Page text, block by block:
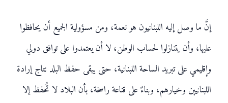
إنَّ ما وصل إليه اللبنانيون هو نعمة، ومن مسؤولية الجميع أن يحافظوا
عليها، وأن يتنازلوا لحساب الوطن، لا أن يعتمدوا على توافق دولي
وإقليمي على تبريد الساحة اللبنانية، حتى يبقى حفظ البلد نتاج إرادة
اللبنانيين وخيارهم، وبناءً على قناعة راسخة، بأن البلاد لا تُحفظ إلا